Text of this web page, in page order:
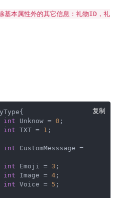
基本属性外的其它信息：礼物ID，礼
复制
int Unknow = 0 ;
int TXT = 1
int
int Emoji = 3 ;
int Image = 4 ;
int Voice = 5